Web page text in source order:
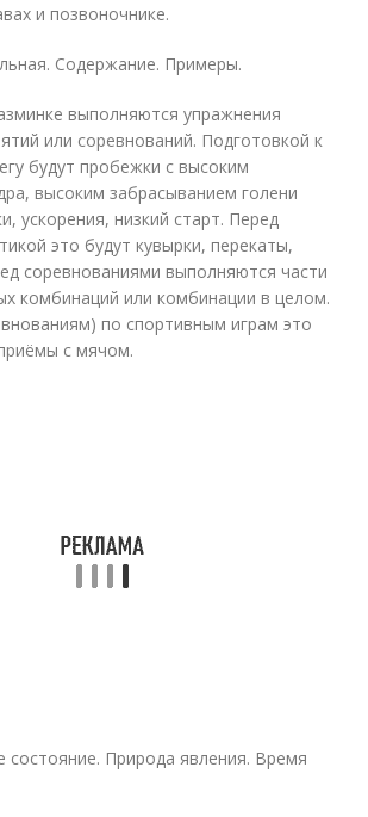
и позвоночнике.
Содержание. Примеры.
выполняются упражнения
или соревнований. Подготовкой к
будут пробежки с высоким
высоким забрасыванием голени
ускорения, низкий старт. Перед
это будут кувырки, перекаты,
соревнованиями выполняются части
комбинаций или комбинации в целом.
по спортивным играм это
с мячом.
состояние. Природа явления. Время